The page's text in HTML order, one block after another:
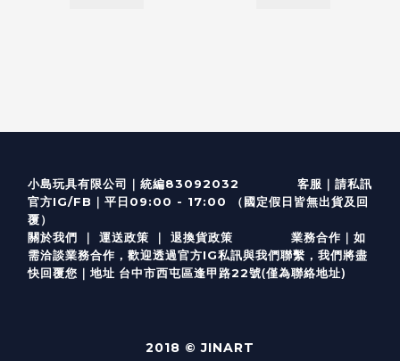
小島玩具有限公司｜統編83092032 客服 ｜ 請私訊
官方IG/FB ｜ 平日09:00 - 17:00 （國定假日皆無出貨及回
覆）
關於我們 ｜ 運送政策 ｜ 退換貨政策 業務合作｜如
需洽談業務合作，歡迎透過官方IG私訊與我們聯繫，我們將盡
快回覆您｜ 地址 台中市西屯區逢甲路22號(僅為聯絡地址)
2018 © JINART